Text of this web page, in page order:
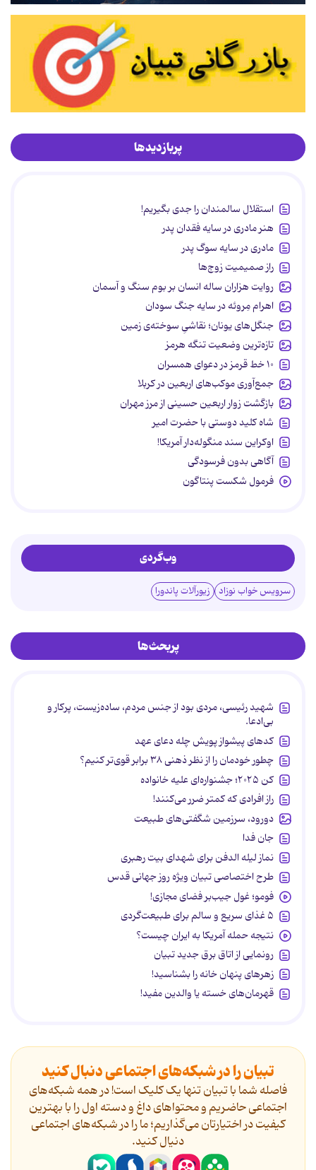
پربازدیدها
استقلال سالمندان را جدی بگیریم!
هنر مادری در سایه‌ فقدان پدر
مادری در سایه سوگ پدر
راز صمیمیت زوج‌ها
روایت هزاران ساله انسان بر بوم سنگ و آسمان
اهرام مِروئه در سایه جنگ سودان
جنگل‌های یونان؛ نقاشیِ سوخته‌ی زمین
تازه‌ترین وضعیت تنگه هرمز
۱۰ خط قرمز در دعوای همسران
جمع‌آوری موکب‌های اربعین در کربلا
بازگشت زوار اربعین حسینی از مرز مهران
شاه کلید دوستی با حضرت امیر
اوکراین سند منگوله‌دار آمریکا!
آگاهی بدون فرسودگی
فرمول شکست پنتاگون
وب‌گردی
سرویس خواب نوزاد زیورآلات پاندورا
پربحث‌ها
شهید رئیسی، مردی بود از جنس مردم، ساده‌زیست، پرکار و
بی‌ادعا.
کدهای پیشواز پویش چله دعای عهد
چطور خودمان را از نظر ذهنی ۳۸ برابر قوی‌تر کنیم؟
کن ۲۰۲۵؛ جشنواره‌ای علیه خانواده
راز افرادی که کمتر ضرر می‌کنند!
دورود، سرزمین شگفتی‌های طبیعت
جان فدا
نماز لیله الدفن برای شهدای بیت رهبری
طرح اختصاصی تبیان ویژه روز جهانی قدس
فومو؛ غول جیب‌بر فضای مجازی!
۵ غذای سریع و سالم برای طبیعت‌گردی
نتیجه حمله آمریکا به ایران چیست؟
رونمایی از اتاق برق جدید تبیان
زهرهای پنهان خانه را بشناسید!
قهرمان‌های خسته یا والدین مفید!
تبیان را در شبکه‌های اجتماعی دنبال کنید
فاصله شما با تبیان تنها یک کلیک است! در همه شبکه‌های
اجتماعی حاضریم و محتواهای داغ و دسته اول را با بهترین
کیفیت در اختیارتان می‌گذاریم؛ ما را در شبکه‌های اجتماعی
دنیال کنید.